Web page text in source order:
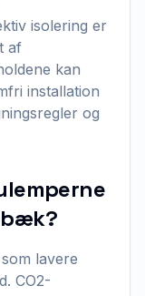
isolering er
af
kan
installation
og
lavere
CO2-